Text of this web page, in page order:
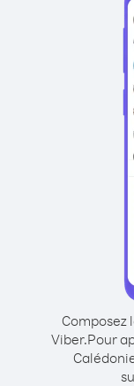
Composez
Viber.Pour